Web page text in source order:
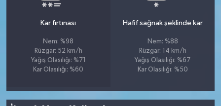
Kar fırtınası
Nem: %98
Rüzgar: 52 km/h
Yağış Olasılığı: %71
Kar Olasılığı: %60
Hafif sağnak şeklinde kar
Nem: %88
Rüzgar: 14 km/h
Yağış Olasılığı: %67
Kar Olasılığı: %50